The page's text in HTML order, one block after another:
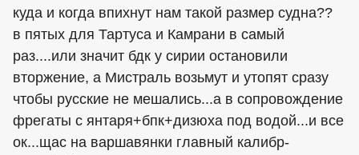
куда и когда впихнут нам такой размер судна??
в пятых для Тартуса и Камрани в самый
раз....или значит бдк у сирии остановили
вторжение, а Мистраль возьмут и утопят сразу
чтобы русские не мешались...а в сопровождение
фрегаты с янтаря+бпк+дизюха под водой...и все
ок...щас на варшавянки главный калибр-